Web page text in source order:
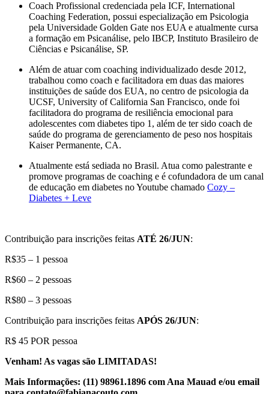
Coach Profissional credenciada pela ICF, International
Coaching Federation, possui especialização em Psicologia
pela Universidade Golden Gate nos EUA e atualmente cursa
a formação em Psicanálise, pelo IBCP, Instituto Brasileiro de
Ciências e Psicanálise, SP.
Além de atuar com coaching individualizado desde 2012,
trabalhou como coach e facilitadora em duas das maiores
instituições de saúde dos EUA, no centro de psicologia da
UCSF, University of California San Francisco, onde foi
facilitadora do programa de resiliência emocional para
adolescentes com diabetes tipo 1, além de ter sido coach de
saúde do programa de gerenciamento de peso nos hospitais
Kaiser Permanente, CA.
Atualmente está sediada no Brasil. Atua como palestrante e
promove programas de coaching e é cofundadora de um canal
de educação em diabetes no Youtube chamado Cozy –
Diabetes + Leve
Contribuição para inscrições feitas ATÉ 26/JUN:
R$35 – 1 pessoa
R$60 – 2 pessoas
R$80 – 3 pessoas
Contribuição para inscrições feitas APÓS 26/JUN:
R$ 45 POR pessoa
Venham! As vagas são LIMITADAS!
Mais Informações: (11) 98961.1896 com Ana Mauad e/ou email